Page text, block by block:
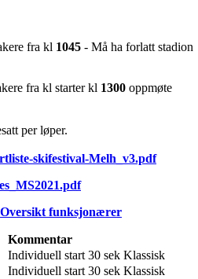
fra kl 1045 - Må ha forlatt stadion
fra kl starter kl 1300 oppmøte
per løper.
skifestival-Melh_v3.pdf
Oversikt funksjonærer
Kommentar
Individuell start 30 sek Klassisk
Individuell start 30 sek Klassisk